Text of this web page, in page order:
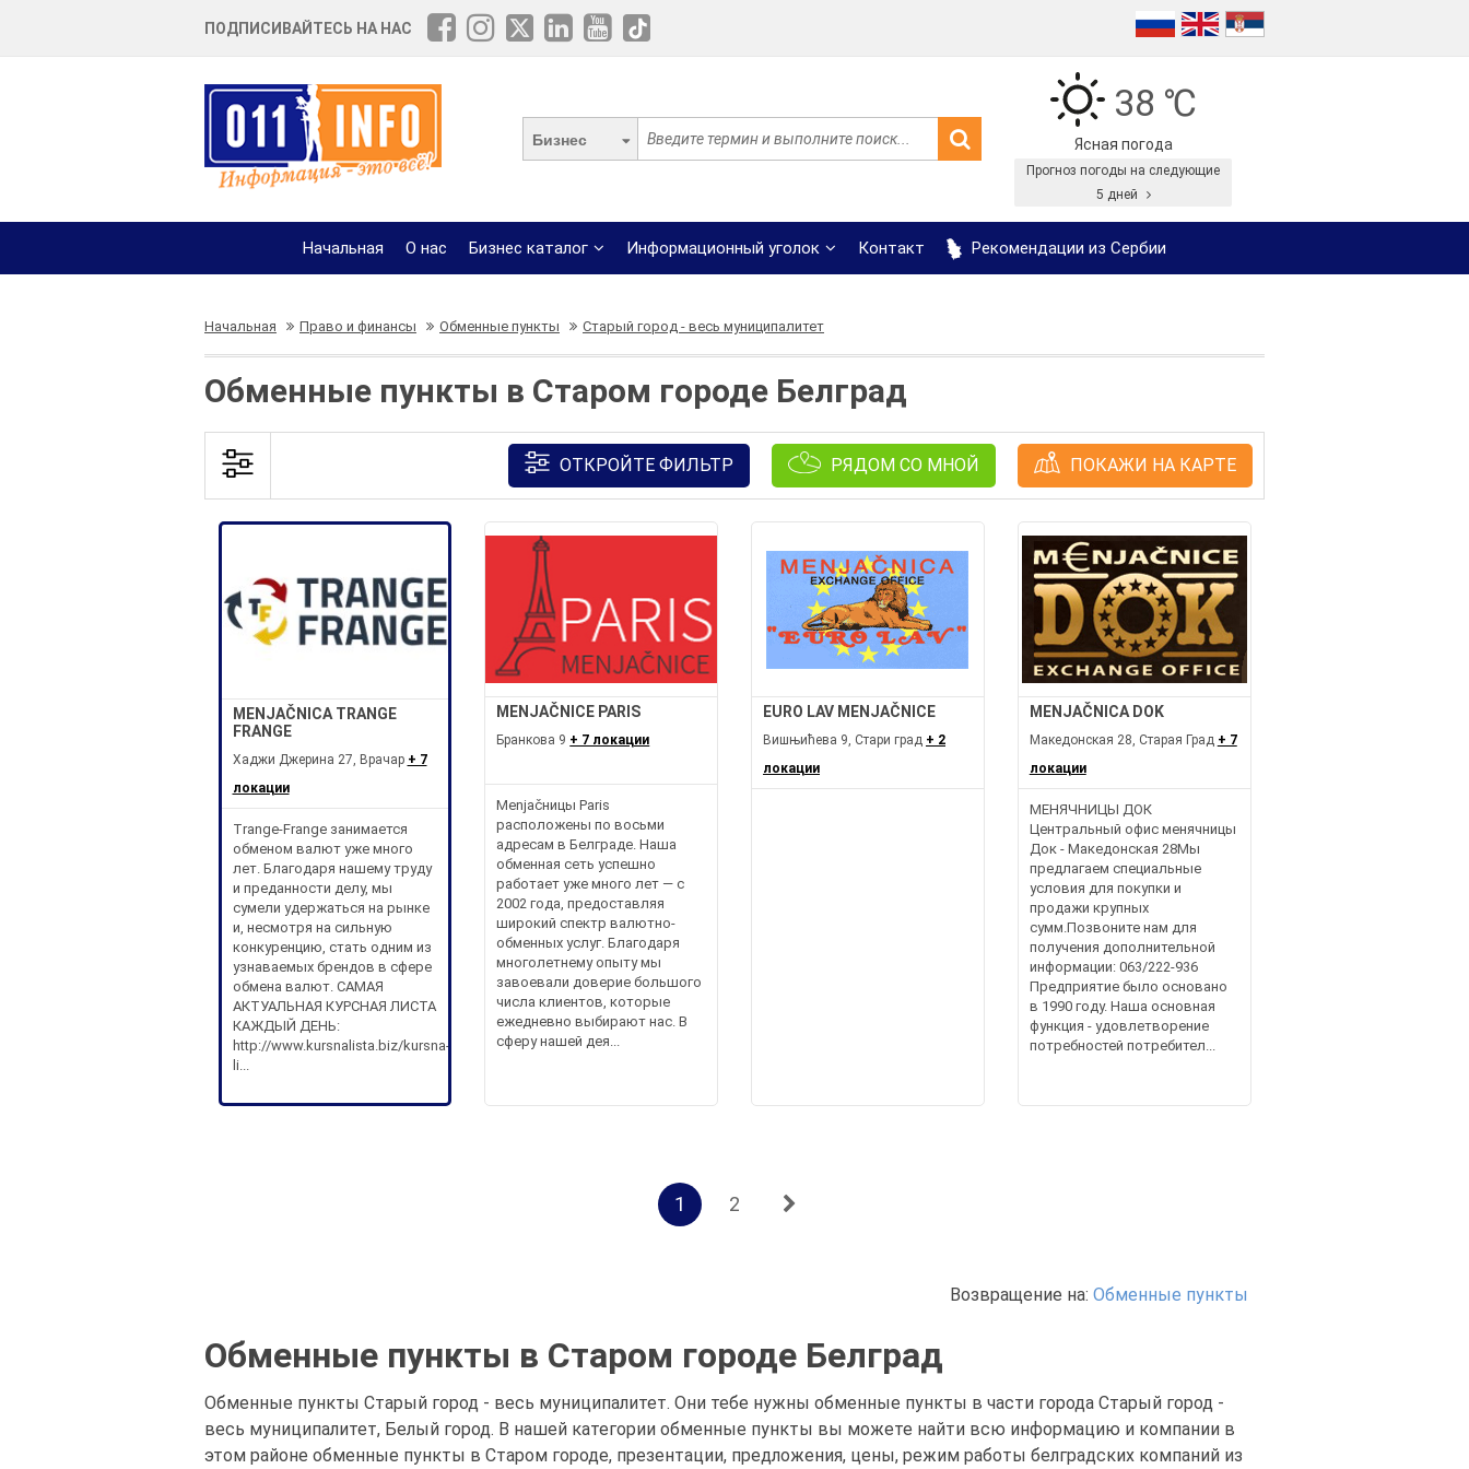
ПОДПИСИВАЙТЕСЬ НА НАС
Бизнес
38 ℃
Ясная погода
Прогноз погоды на следующие
5 дней
Начальная О нас Бизнес каталог Информационный уголок Контакт Рекомендации из Сербии
Начальная Право и финансы Обменные пункты Старый город - весь муниципалитет
Обменные пункты в Старом городе Белград
ОТКРОЙТЕ ФИЛЬТР РЯДОМ СО МНОЙ ПОКАЖИ НА КАРТЕ
MENJAČNICA TRANGE
FRANGE
Хаджи Джерина 27, Врачар + 7
локации
Trange-Frange занимается
обменом валют уже много
лет. Благодаря нашему труду
и преданности делу, мы
сумели удержаться на рынке
и, несмотря на сильную
конкуренцию, стать одним из
узнаваемых брендов в сфере
обмена валют. САМАЯ
АКТУАЛЬНАЯ КУРСНАЯ ЛИСТА
КАЖДЫЙ ДЕНЬ:
http://www.kursnalista.biz/kursna-
li...
MENJAČNICE PARIS
Бранкова 9 + 7 локации
Menjačницы Paris
расположены по восьми
адресам в Белграде. Наша
обменная сеть успешно
работает уже много лет — с
2002 года, предоставляя
широкий спектр валютно-
обменных услуг. Благодаря
многолетнему опыту мы
завоевали доверие большого
числа клиентов, которые
ежедневно выбирают нас. В
сферу нашей дея...
EURO LAV MENJAČNICE
Вишњићева 9, Стари град + 2
локации
MENJAČNICA DOK
Македонская 28, Старая Град + 7
локации
МЕНЯЧНИЦЫ ДОК
Центральный офис менячницы
Док - Македонская 28Мы
предлагаем специальные
условия для покупки и
продажи крупных
сумм.Позвоните нам для
получения дополнительной
информации: 063/222-936
Предприятие было основано
в 1990 году. Наша основная
функция - удовлетворение
потребностей потребител...
1 2
Возвращение на: Обменные пункты
Обменные пункты в Старом городе Белград
Обменные пункты Старый город - весь муниципалитет. Они тебе нужны обменные пункты в части города Старый город -
весь муниципалитет, Белый город. В нашей категории обменные пункты вы можете найти всю информацию и компании в
этом районе обменные пункты в Старом городе, презентации, предложения, цены, режим работы белградских компаний из